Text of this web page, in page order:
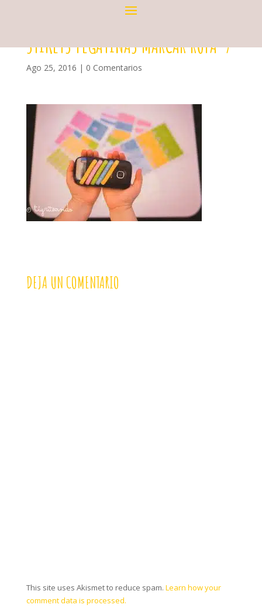
STIKETS PEGATINAS MARCAR ROPA-7
Ago 25, 2016 | 0 Comentarios
DEJA UN COMENTARIO
This site uses Akismet to reduce spam. Learn how your
comment data is processed.